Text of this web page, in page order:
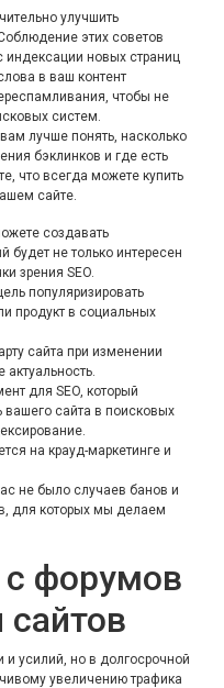
улучшить
этих советов
индексации новых страниц
в ваш контент
чтобы не
систем.
лучше понять, насколько
бэклинков и где есть
что всегда можете купить
сайте.
создавать
будет не только интересен
зрения SEO.
популяризировать
продукт в социальных
сайта при изменении
актуальность.
для SEO, который
вашего сайта в поисковых
на крауд-маркетинге и
не было случаев банов и
для которых мы делаем
форумов
сайтов
и усилий, но в долгосрочной
увеличению трафика